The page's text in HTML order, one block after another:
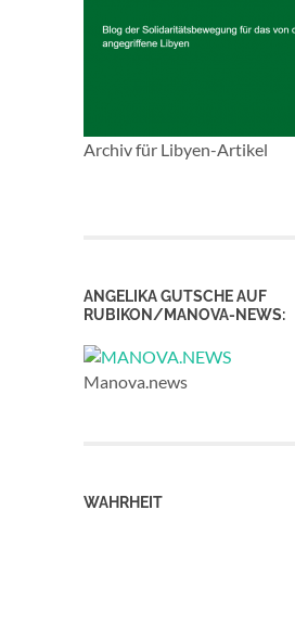
Archiv für Libyen-Artikel
ANGELIKA GUTSCHE AUF
RUBIKON/MANOVA-NEWS:
Manova.news
WAHRHEIT